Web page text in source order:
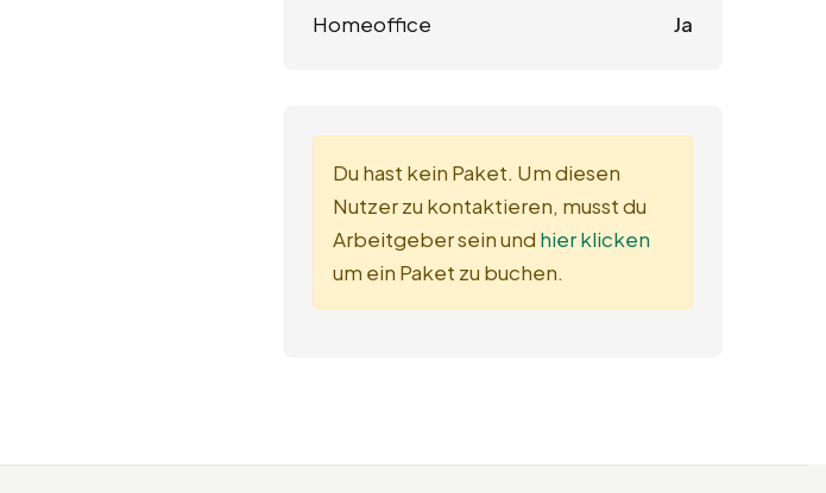
Homeoffice Ja
Du hast kein Paket. Um diesen
Nutzer zu kontaktieren, musst du
Arbeitgeber sein und hier klicken
um ein Paket zu buchen.